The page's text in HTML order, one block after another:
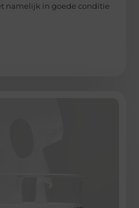
namelijk in goede conditie